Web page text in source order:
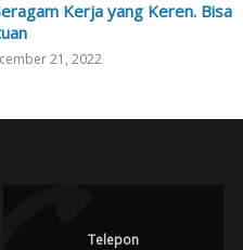
Kerja yang Keren. Bisa
21, 2022
Telepon